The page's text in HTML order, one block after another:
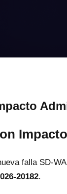
falla SD-
20182.